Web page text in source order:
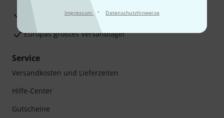
Impressum · Datenschutzhinweise
Zufriedenheitsgarantie
Europas größtes Versandlager
Service
Versandkosten und Lieferzeiten
Hilfe-Center
Gutscheine